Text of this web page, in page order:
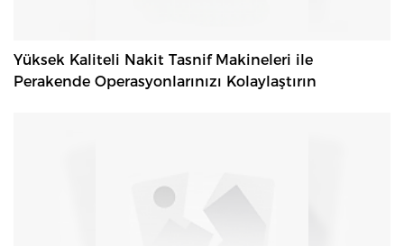
Yüksek Kaliteli Nakit Tasnif Makineleri ile
Perakende Operasyonlarınızı Kolaylaştırın